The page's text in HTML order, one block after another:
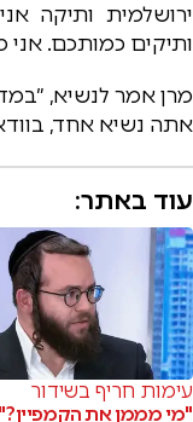
ירושלמית ותיקה
ותיקים כמותכם.
אתה נשיא אחד,
עוד באתר:
עימות חריף בשידור
"מי מממן את הקמפיין?"